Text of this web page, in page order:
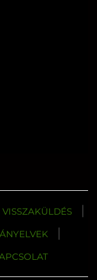
VISSZAKÜLDÉS |
|